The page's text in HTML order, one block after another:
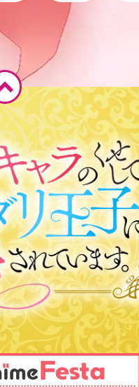
ペ
ー
ジ
T
O
P
へ